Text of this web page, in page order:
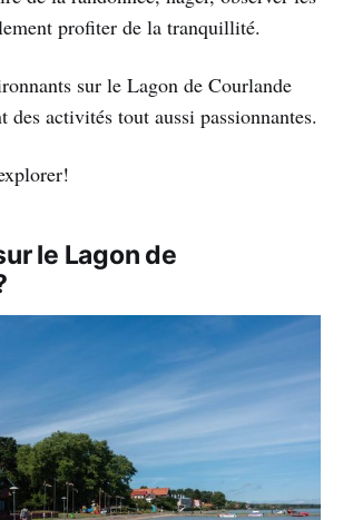
profiter de la tranquillité.
sur le Lagon de Courlande
des activités tout aussi passionnantes.
le Lagon de